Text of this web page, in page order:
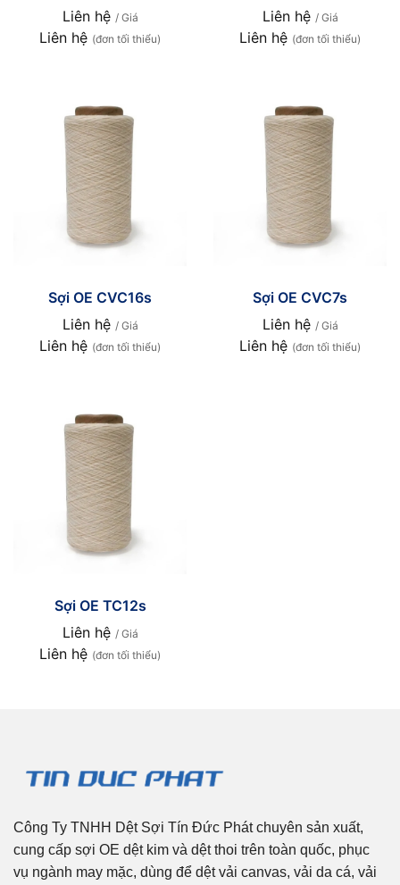
Liên hệ / Giá
Liên hệ (đơn tối thiểu)
Liên hệ / Giá
Liên hệ (đơn tối thiểu)
Sợi OE CVC16s
Liên hệ / Giá
Liên hệ (đơn tối thiểu)
Sợi OE CVC7s
Liên hệ / Giá
Liên hệ (đơn tối thiểu)
Sợi OE TC12s
Liên hệ / Giá
Liên hệ (đơn tối thiểu)
Công Ty TNHH Dệt Sợi Tín Đức Phát chuyên sản xuất,
cung cấp sợi OE dệt kim và dệt thoi trên toàn quốc, phục
vụ ngành may mặc, dùng để dệt vải canvas, vải da cá, vải